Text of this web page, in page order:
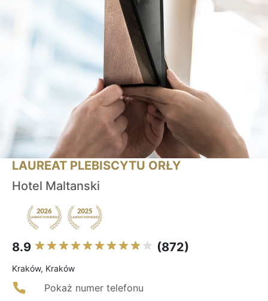
LAUREAT PLEBISCYTU ORŁY
Hotel Maltanski
8.9 (872)
Kraków, Kraków
Pokaż numer telefonu